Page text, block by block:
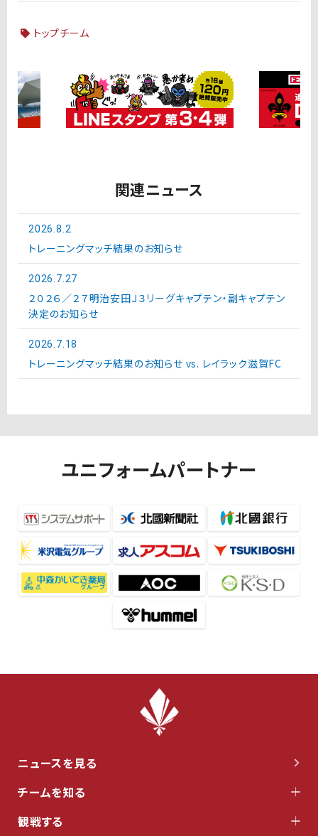
トップチーム
関連ニュース
2026.8.2
トレーニングマッチ結果のお知らせ
2026.7.27
２０２６／２７明治安田Ｊ３リーグキャプテン・副キャプテン
決定のお知らせ
2026.7.18
トレーニングマッチ結果のお知らせ vs. レイラック滋賀FC
ユニフォームパートナー
ニュースを見る
チームを知る
観戦する